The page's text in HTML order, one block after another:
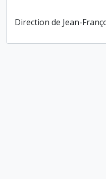
Direction de Jean-